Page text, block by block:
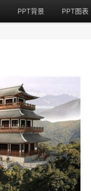
PPT背景 PPT图表